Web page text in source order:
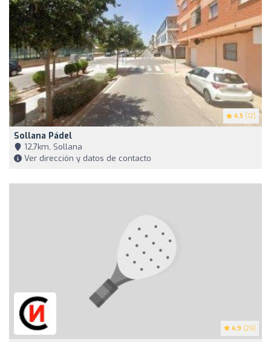
4.5 (12)
Sollana Pádel
12,7km, Sollana
Ver dirección y datos de contacto
4.9 (29)